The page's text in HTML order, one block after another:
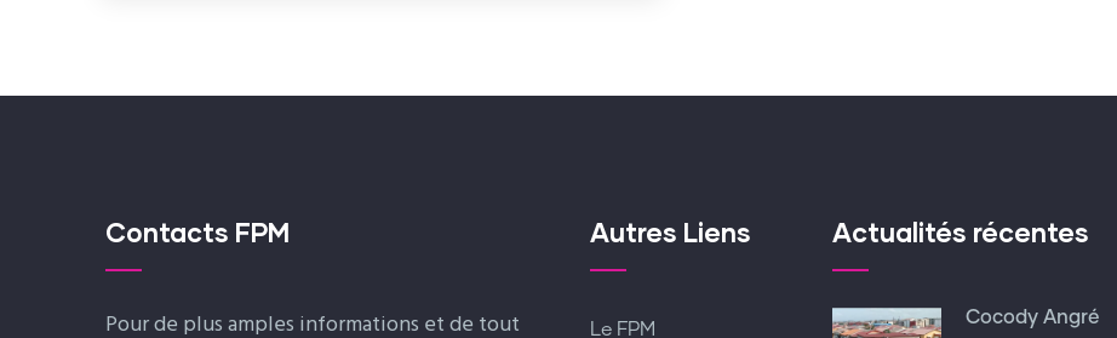
Contacts FPM
Pour de plus amples informations et de tout
Autres Liens
Le FPM
Actualités récentes
Cocody Angré